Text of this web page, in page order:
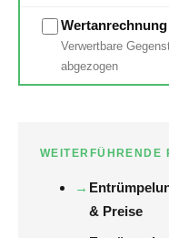
Verwertbare
abgezogen
WEITERFÜHRENDE
& Preise